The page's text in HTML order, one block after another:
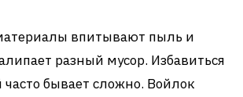
впитывают пыль и
разный мусор. Избавиться
часто бывает сложно. Войлок